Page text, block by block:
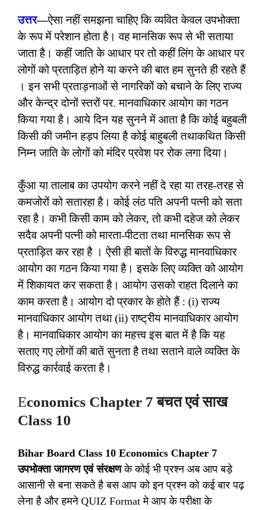
उत्तर—ऐसा नहीं समझना चाहिए कि व्यवित केवल उपभोक्ता
के रूप में परेशान होता है। वह मानसिक रूप से भी सताया
जाता है। कहीं जाति के आधार पर तो कहीं लिंग के आधार पर
लोगों को प्रताड़ित होने या करने की बात हम सुनते ही रहते हैं
। इन सभी प्रताड़नाओं से नागरिकों को बचाने के लिए राज्य
और केन्द्र दोनों स्तरों पर. मानवाधिकार आयोग का गठन
किया गया है। आये दिन यह सुनने में आता है कि कोई बहुबली
किसी की जमीन हड़प लिया है कोई बाहुबली तथाकथित किसी
निम्न जाति के लोगों को मंदिर प्रवेश पर रोक लगा दिया।
कुँआ या तालाब का उपयोग करने नहीं दे रहा या तरह-तरह से
कमजोरों को सतारहा है। कोई लंठ पति अपनी पत्नी को सता
रहा है। कभी किसी काम को लेकर, तो कभी दहेज को लेकर
सदैव अपनी पत्नी को मारता-पीटता तथा मानसिक रूप से
प्रताड़ित कर रहा है । ऐसी ही बातों के विरुद्ध मानवाधिकार
आयोग का गठन किया गया है। इसके लिए व्यक्ति को आयोग
में शिकायत कर सकता है। आयोग उसको राहत दिलाने का
काम करता है। आयोग दो प्रकार के होते हैं : (i) राज्य
मानवाधिकार आयोग तथा (ii) राष्ट्रीय मानवाधिकार आयोग
है। मानवाधिकार आयोग का महत्त्व इस बात में है कि यह
सताए गए लोगों की बातें सुनता है तथा सताने वाले व्यक्ति के
विरुद्ध कार्रवाई करता है।
Economics Chapter 7 बचत एवं साख
Class 10
Bihar Board Class 10 Economics Chapter 7
उपभोक्ता जागरण एवं संरक्षणके कोई भी प्रश्न अब आप बड़े
आसानी से बना सकते है बस आप को इन प्रश्न को कई बार पढ़
लेना है और हमने QUIZ Format मे आप के परीक्षा के